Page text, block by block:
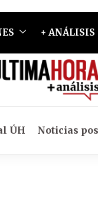
+ ANÁLISIS
ÚH Noticias